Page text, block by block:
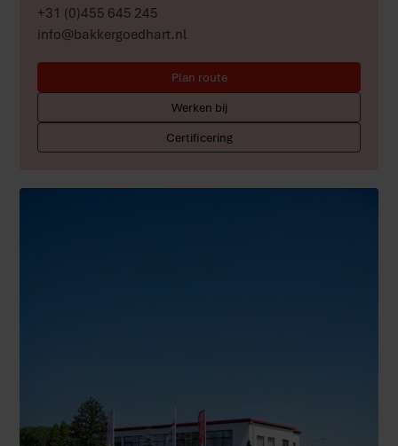
+31 (0)455 645 245
info@bakkergoedhart.nl
Plan route
Werken bij
Certificering